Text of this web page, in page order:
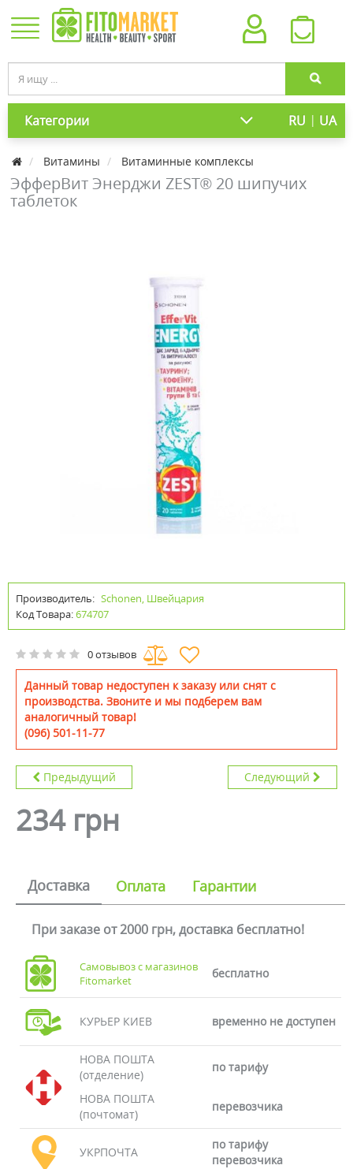
Категории RU | UA
Витамины Витаминные комплексы
ЭфферВит Энерджи ZEST® 20 шипучих
таблеток
Производитель: Schonen, Швейцария
Код Товара:674707
0 отзывов
Данный товар недоступен к заказу или снят с
производства. Звоните и мы подберем вам
аналогичный товар!
(096) 501-11-77
Предыдущий Следующий
234 грн
Доставка Оплата Гарантии
При заказе от 2000 грн, доставка бесплатно!
Самовывоз с магазинов
Fitomarket
бесплатно
КУРЬЕР КИЕВ временно не доступен
НОВА ПОШТА
(отделение)
по тарифу
НОВА ПОШТА
(почтомат)
перевозчика
УКРПОЧТА
по тарифу
перевозчика